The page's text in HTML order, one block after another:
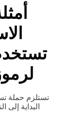
تستلزم حملة
البداية